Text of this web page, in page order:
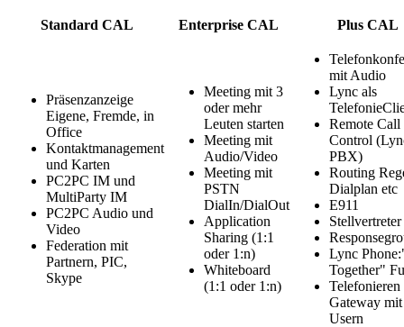
Standard CAL Enterprise CAL Plus CAL
Präsenzanzeige
Eigene, Fremde, in
Office
Kontaktmanagement
und Karten
PC2PC IM und
MultiParty IM
PC2PC Audio und
Video
Federation mit
Partnern, PIC,
Skype
Meeting mit 3
oder mehr
Leuten starten
Meeting mit
Audio/Video
Meeting mit
PSTN
DialIn/DialOut
Application
Sharing (1:1
oder 1:n)
Whiteboard
(1:1 oder 1:n)
mit Audio
Lync als
Remote Call
Control
PBX)
Routing
Dialplan etc
E911
Stellvertreter
Lync
Together"
Telefonieren
Gateway
Usern